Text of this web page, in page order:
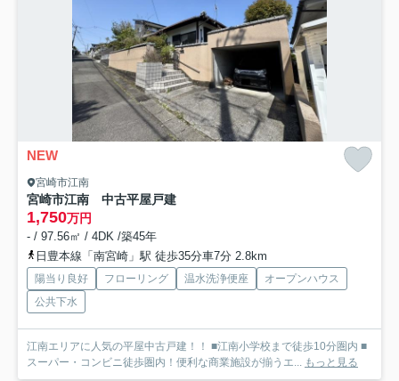
NEW
宮崎市江南
宮崎市江南 中古平屋戸建
1,750万円
- / 97.56㎡ / 4DK /築45年
日豊本線「南宮崎」駅 徒歩35分車7分 2.8km
陽当り良好 フローリング 温水洗浄便座
オープンハウス
公共下水
江南エリアに人気の平屋中古戸建！！ ■江南小学校まで徒歩10分圏内 ■
スーパー・コンビニ徒歩圏内！便利な商業施設が揃うエ... もっと見る